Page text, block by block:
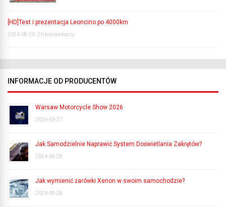
[HD]Test i prezentacja Leoncino po 4000km
2024-08-20 20 komentarzy
INFORMACJE OD PRODUCENTÓW
Warsaw Motorcycle Show 2026
2026-03-27
Jak Samodzielnie Naprawić System Doświetlania Zakrętów?
2024-09-28
Jak wymienić żarówki Xenon w swoim samochodzie?
2024-09-28